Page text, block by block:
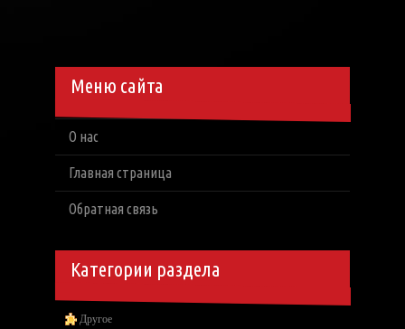
Меню сайта
О нас
Главная страница
Обратная связь
Категории раздела
Другое